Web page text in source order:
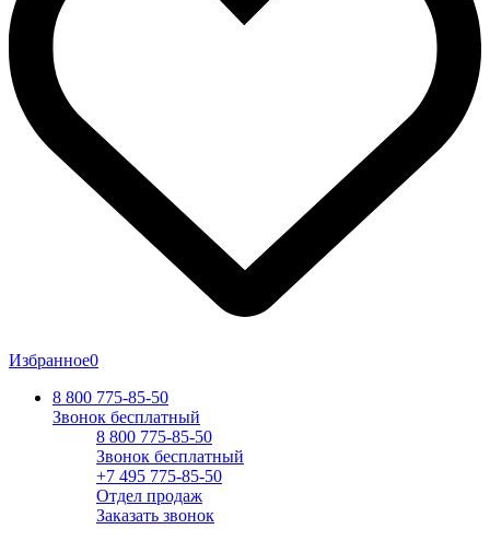
Избранное0
8 800 775-85-50
Звонок бесплатный
8 800 775-85-50
Звонок бесплатный
+7 495 775-85-50
Отдел продаж
Заказать звонок